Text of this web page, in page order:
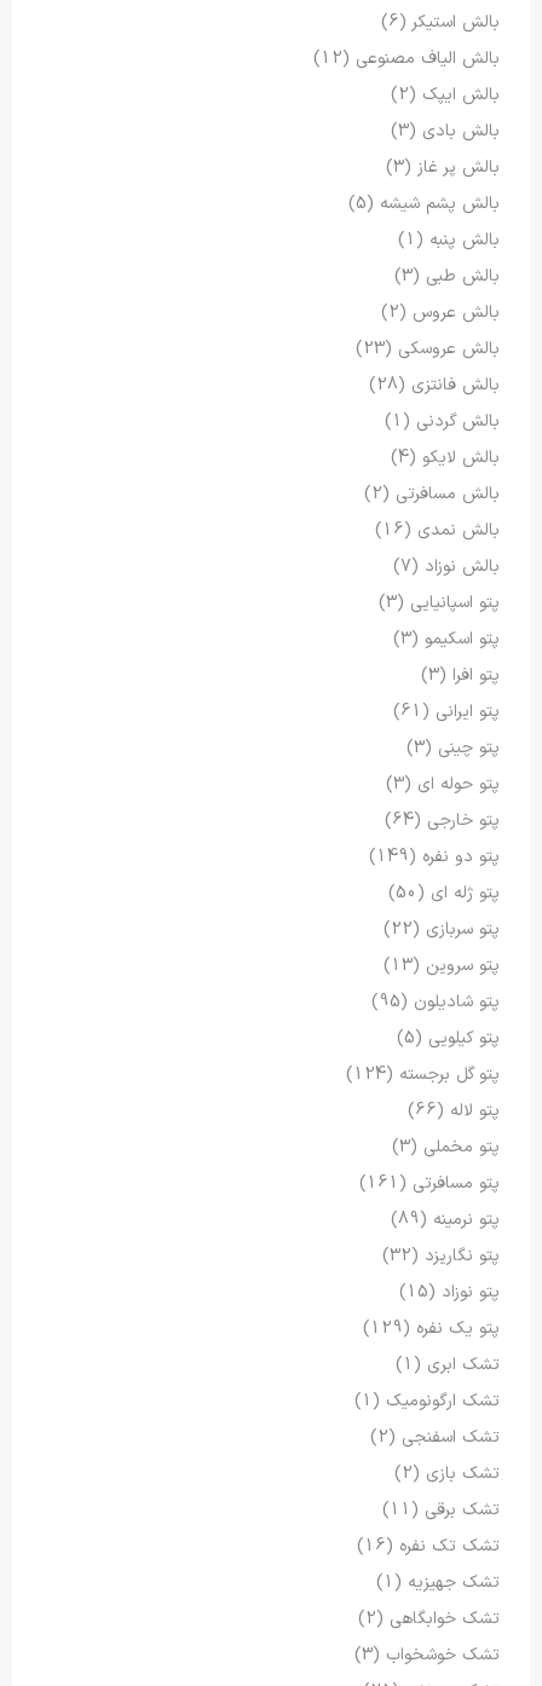
بالش استیکر (6)
بالش الیاف مصنوعی (12)
بالش ایپک (2)
بالش بادی (3)
بالش پر غاز (3)
بالش پشم شیشه (5)
بالش پنبه (1)
بالش طبی (3)
بالش عروس (2)
بالش عروسکی (23)
بالش فانتزی (28)
بالش گردنی (1)
بالش لایکو (4)
بالش مسافرتی (2)
بالش نمدی (16)
بالش نوزاد (7)
پتو اسپانیایی (3)
پتو اسکیمو (3)
پتو افرا (3)
پتو ایرانی (61)
پتو چینی (3)
پتو حوله ای (3)
پتو خارجی (64)
پتو دو نفره (149)
پتو ژله ای (50)
پتو سربازی (22)
پتو سروین (13)
پتو شادیلون (95)
پتو کیلویی (5)
پتو گل برجسته (124)
پتو لاله (66)
پتو مخملی (3)
پتو مسافرتی (161)
پتو نرمینه (89)
پتو نگاریزد (32)
پتو نوزاد (15)
پتو یک نفره (129)
تشک ابری (1)
تشک ارگونومیک (1)
تشک اسفنجی (2)
تشک بازی (2)
تشک برقی (11)
تشک تک نفره (16)
تشک جهیزیه (1)
تشک خوابگاهی (2)
تشک خوشخواب (3)